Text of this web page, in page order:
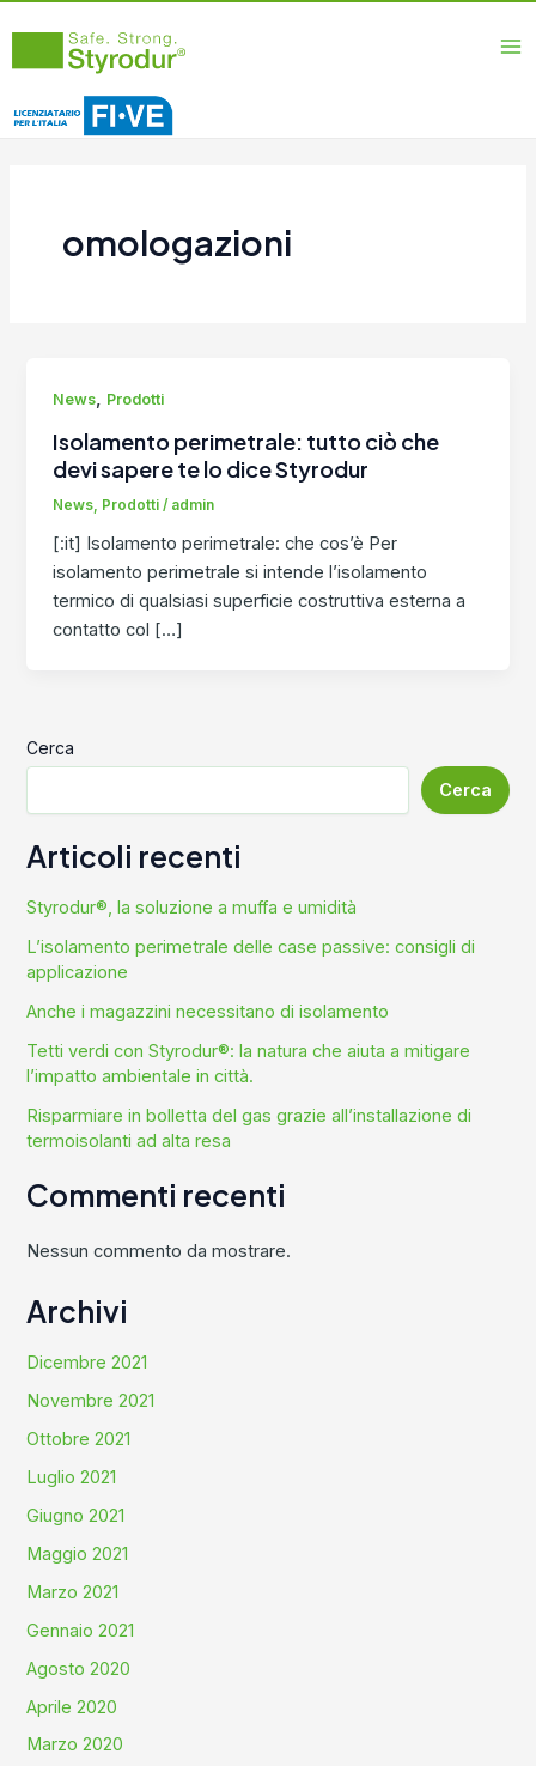
contenuto
omologazioni
News, Prodotti
Isolamento perimetrale: tutto ciò che
devi sapere te lo dice Styrodur
News Prodotti / admin
[:it] Isolamento perimetrale: che cos’è Per
isolamento perimetrale si intende l’isolamento
termico di qualsiasi superficie costruttiva esterna a
contatto col […]
Cerca
Cerca
Articoli recenti
Styrodur®, la soluzione a muffa e umidità
L’isolamento perimetrale delle case passive: consigli di
applicazione
Anche i magazzini necessitano di isolamento
Tetti verdi con Styrodur®: la natura che aiuta a mitigare
l’impatto ambientale in città.
Risparmiare in bolletta del gas grazie all’installazione di
termoisolanti ad alta resa
Commenti recenti
Nessun commento da mostrare.
Archivi
Dicembre 2021
Novembre 2021
Ottobre 2021
Luglio 2021
Giugno 2021
Maggio 2021
Marzo 2021
Gennaio 2021
Agosto 2020
Aprile 2020
Marzo 2020